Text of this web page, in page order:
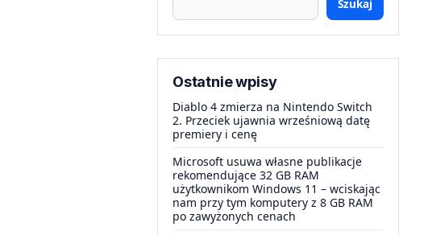
Szukaj
Ostatnie wpisy
Diablo 4 zmierza na Nintendo Switch
2. Przeciek ujawnia wrześniową datę
premiery i cenę
Microsoft usuwa własne publikacje
rekomendujące 32 GB RAM
użytkownikom Windows 11 – wciskając
nam przy tym komputery z 8 GB RAM
po zawyżonych cenach